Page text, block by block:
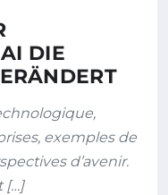
DIE
exemples de
d’avenir.
[…]